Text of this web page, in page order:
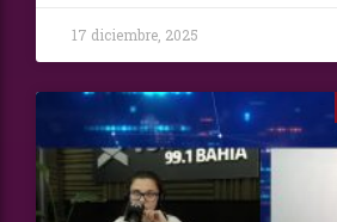
17 diciembre, 2025